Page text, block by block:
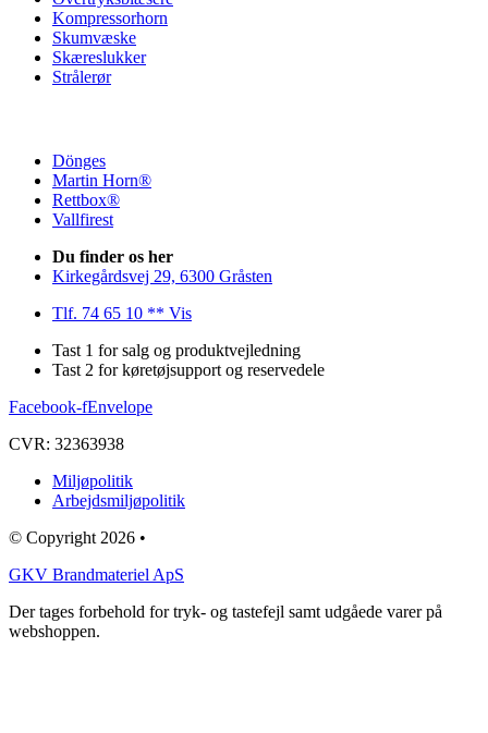
Kompressorhorn
Skumvæske
Skæreslukker
Strålerør
Dönges
Martin Horn®
Rettbox®
Vallfirest
Du finder os her
Kirkegårdsvej 29, 6300 Gråsten
Tlf. 74 65 10 ** Vis
Tast 1 for salg og produktvejledning
Tast 2 for køretøjsupport og reservedele
Facebook-fEnvelope
CVR: 32363938
Miljøpolitik
Arbejdsmiljøpolitik
© Copyright 2026 •
GKV Brandmateriel ApS
Der tages forbehold for tryk- og tastefejl samt udgåede varer på
webshoppen.